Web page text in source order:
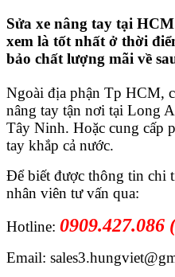
Sửa xe nâng tay tại
xem là tốt nhất ở thời
bảo chất lượng mãi về
Ngoài địa phận Tp HCM,
nâng tay tận nơi tại Long
Tây Ninh. Hoặc cung cấp
tay khắp cả nước.
Để biết được thông tin chi
nhân viên tư vấn qua:
Hotline: 0909.427.086
Email: